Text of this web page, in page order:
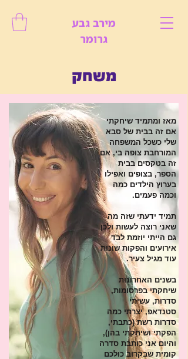
מירב גבע
גרומר
משחק
מאז ומתמיד שיחקתי
אם זה בבית של סבא
שלי כשכל המשפחה
המורחבת צופה בי, אם
זה בטקסים בבית
הספר, בצופים ואפילו
בערוץ הילדים כמה
וכמה פעמים.
תמיד ידעתי שזה מה
שאני רוצה לעשות ולכן
גם הייתי יוזמת לבד
אירועים והפקות שונות
עוד מגיל צעיר.
בשנים האחרונות
שיחקתי בפרסומות,
סדרות, עשיתי
סטנדאפ, יצרתי כמה
סדרות רשת (כתבתי,
הפקתי ושיחקתי בהן),
והיום אני כותבת סדרה
קומית שבקרוב כולכם